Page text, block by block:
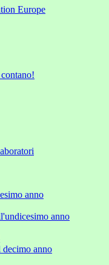
Europe
anno
anno
anno